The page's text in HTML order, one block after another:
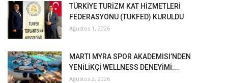
TÜRKİYE TURİZM KAT HİZMETLERİ
FEDERASYONU (TUKFED) KURULDU
Ağustos 1, 2026
MARTI MYRA SPOR AKADEMİSİ’NDEN
YENİLİKÇİ WELLNESS DENEYİMİ:...
Ağustos 2, 2026